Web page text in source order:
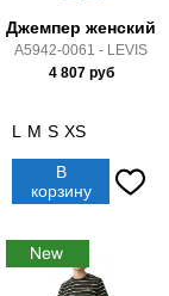
Джемпер женский
A5942-0061 - LEVIS
4 807руб
L M S XS
В
корзину